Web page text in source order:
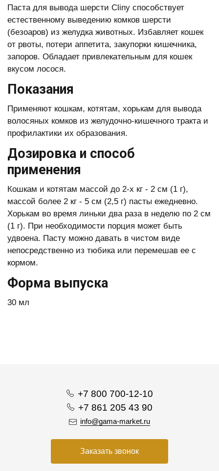
Паста для вывода шерсти Cliny способствует
естественному выведению комков шерсти
(безоаров) из желудка животных. Избавляет кошек
от рвоты, потери аппетита, закупорки кишечника,
запоров. Обладает привлекательным для кошек
вкусом лосося.
Показания
Применяют кошкам, котятам, хорькам для вывода
волосяных комков из желудочно-кишечного тракта и
профилактики их образования.
Дозировка и способ
применения
Кошкам и котятам массой до 2-х кг - 2 см (1 г),
массой более 2 кг - 5 см (2,5 г) пасты ежедневно.
Хорькам во время линьки два раза в неделю по 2 см
(1 г). При необходимости порция может быть
удвоена. Пасту можно давать в чистом виде
непосредственно из тюбика или перемешав ее с
кормом.
Форма выпуска
30 мл
+7 800 700-12-10
+7 861 205 43 90
info@gama-market.ru
Заказать звонок